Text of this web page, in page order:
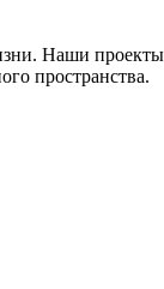
Наши
пространства.